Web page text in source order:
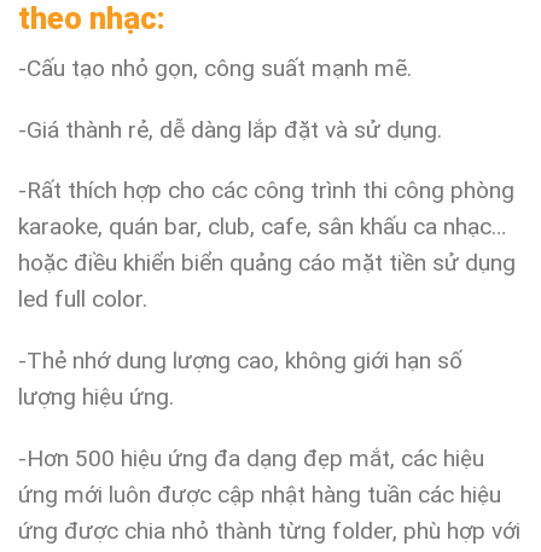
theo nhạc:
-Cấu tạo nhỏ gọn, công suất mạnh mẽ.
-Giá thành rẻ, dễ dàng lắp đặt và sử dụng.
-Rất thích hợp cho các công trình thi công phòng
karaoke, quán bar, club, cafe, sân khấu ca nhạc…
hoặc điều khiển biển quảng cáo mặt tiền sử dụng
led full color.
-Thẻ nhớ dung lượng cao, không giới hạn số
lượng hiệu ứng.
-Hơn 500 hiệu ứng đa dạng đẹp mắt, các hiệu
ứng mới luôn được cập nhật hàng tuần các hiệu
ứng được chia nhỏ thành từng folder, phù hợp với